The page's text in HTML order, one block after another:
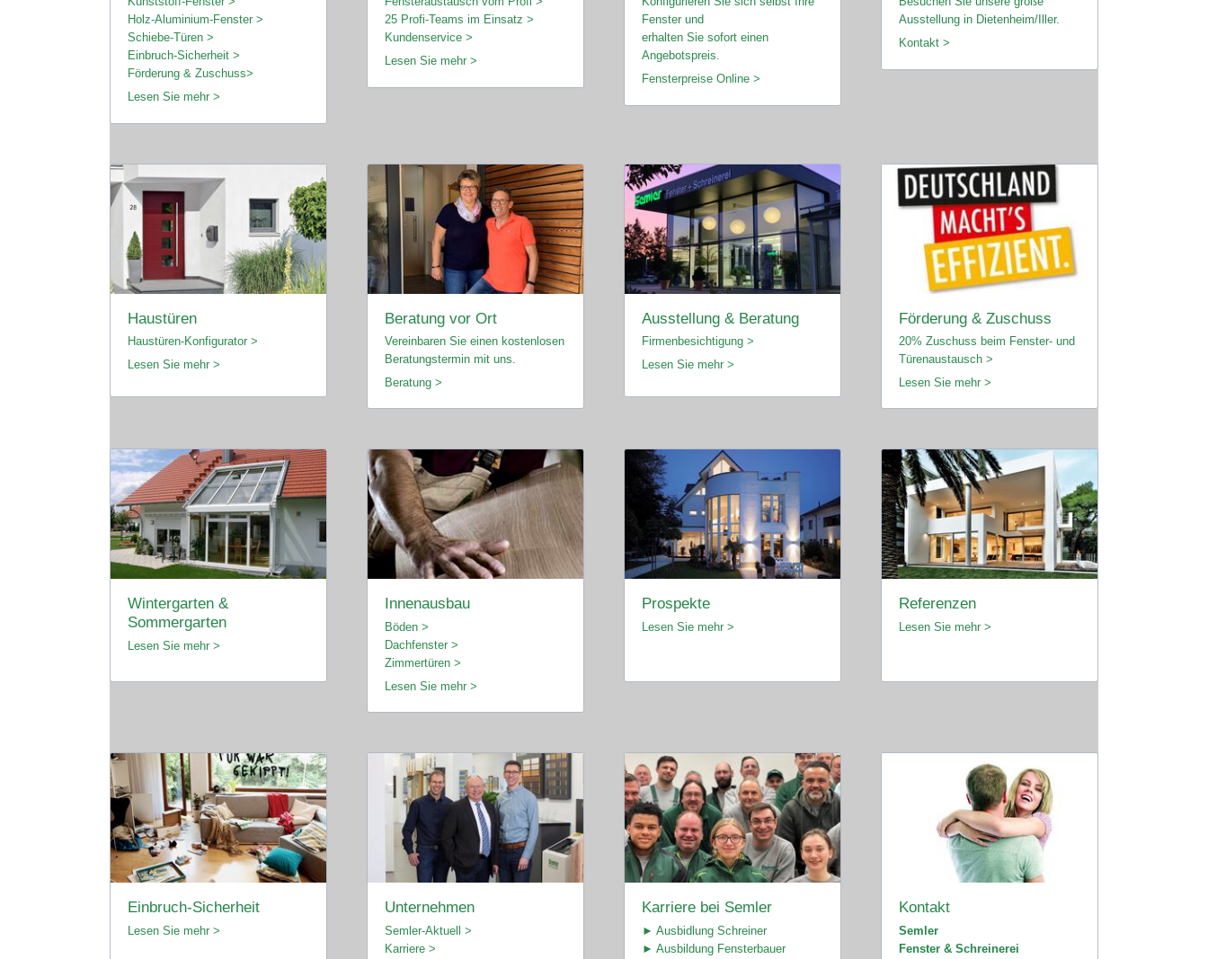
Holz-Aluminium-Fenster >
Schiebe-Türen >
Einbruch-Sicherheit >
Förderung & Zuschuss>
Lesen Sie mehr >
25 Profi-Teams im Einsatz >
Kundenservice >
Lesen Sie mehr >
Fenster und
erhalten Sie sofort einen
Angebotspreis.
Fensterpreise Online >
Ausstellung in Dietenheim/Iller.
Kontakt >
Haustüren
Haustüren-Konfigurator >
Lesen Sie mehr >
Beratung vor Ort
Vereinbaren Sie einen kostenlosen
Beratungstermin mit uns.
Beratung >
Ausstellung & Beratung
Firmenbesichtigung >
Lesen Sie mehr >
Förderung & Zuschuss
20% Zuschuss beim Fenster- und
Türenaustausch >
Lesen Sie mehr >
Wintergarten &
Sommergarten
Lesen Sie mehr >
Innenausbau
Böden >
Dachfenster >
Zimmertüren >
Lesen Sie mehr >
Prospekte
Lesen Sie mehr >
Referenzen
Lesen Sie mehr >
Einbruch-Sicherheit
Lesen Sie mehr >
Unternehmen
Semler-Aktuell >
Karriere >
Karriere bei Semler
► Ausbidlung Schreiner
► Ausbildung Fensterbauer
Kontakt
Semler
Fenster & Schreinerei